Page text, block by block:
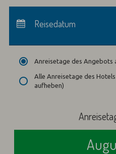
Abreise:keine Auswahl
Reisedatum
Anreisetage des Angebots
Alle Anreisetage des
aufheben)